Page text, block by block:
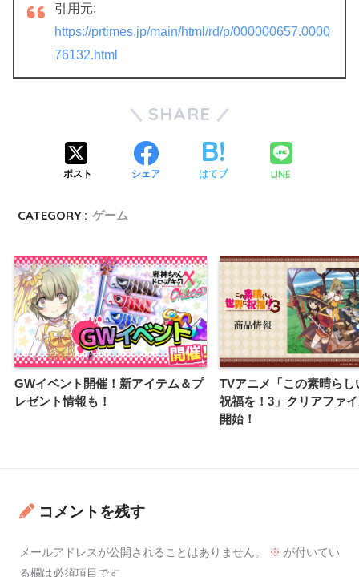
引用元:
https://prtimes.jp/main/html/rd/p/000000657.0000
76132.html
SHARE
ポスト シェア はてブ LINE
CATEGORY : ゲーム
GWイベント開催！新アイテム＆プ
レゼント情報も！
TVアニメ「この素晴らし
祝福を！3」クリアファ
開始！
コメントを残す
メールアドレスが公開されることはありません。 ※ が付いてい
る欄は必須項目です